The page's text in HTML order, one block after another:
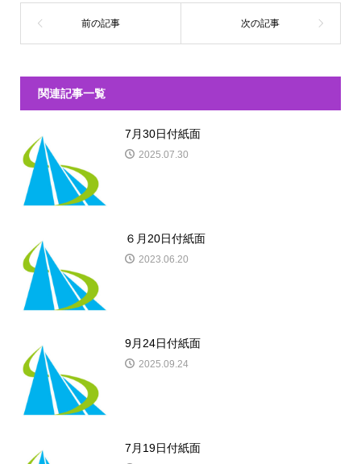
関連記事一覧
7月30日付紙面
2025.07.30
６月20日付紙面
2023.06.20
9月24日付紙面
2025.09.24
7月19日付紙面